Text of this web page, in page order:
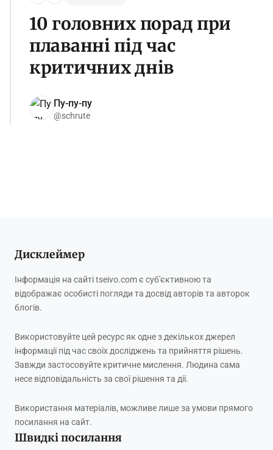
10 головних порад при
плаванні під час
критичних днів
Пу-пу-пу
@schrute
Дисклеймер
Інформація на сайті tseivo.com є суб'єктивною та
відображає особисті погляди та досвід авторів та авторок
блогів.
Використовуйте цей ресурс як одне з декількох джерел
інформації під час своїх досліджень та прийняття рішень.
Завжди застосовуйте критичне мислення. Людина сама
несе відповідальність за свої рішення та дії.
Використання матеріалів, можливе лише за умови прямого
посилання на сайт.
Швидкі посилання